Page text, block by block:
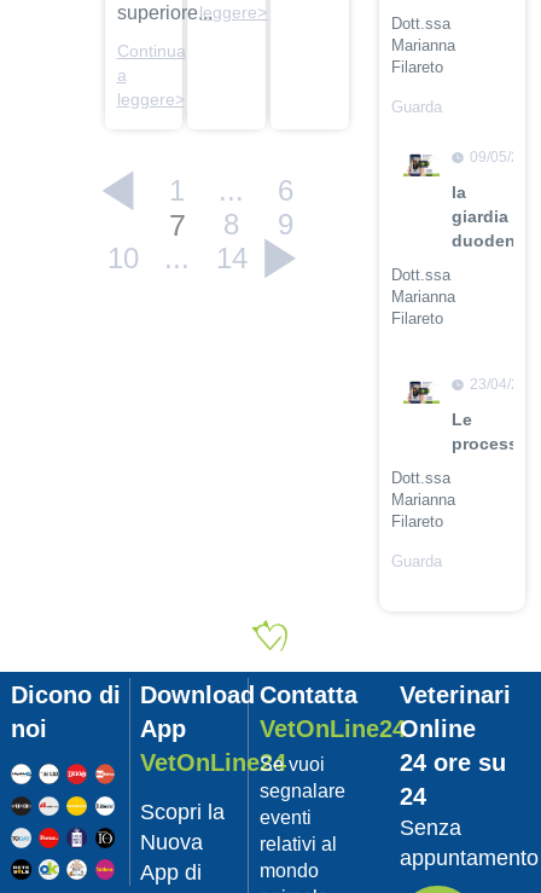
superiore...
Continua
a
leggere>
leggere>
1 ... 6
7 8
9
10
... 14
Dott.ssa
Marianna
Filareto
Guarda
09/05/
la
giardia
Dott.ssa
Marianna
Filareto
il video
23/04/
Le
Dott.ssa
Marianna
Filareto
Guarda
Pet
con
Dott.
Felici
Manuel
Guarda
il video
Dicono di
noi
Download
App
VetOnLine24
Scopri la
Nuova
App di
Contatta
VetOnLine24
Se vuoi
segnalare
eventi
relativi al
mondo
Veterinari
Online
24 ore su
24
Senza
appuntamento